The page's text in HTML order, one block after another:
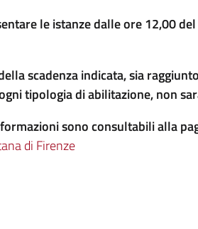
le istanze dalle ore 12,00
scadenza indicata, sia
tipologia di abilitazione, non
sono consultabili alla
di Firenze